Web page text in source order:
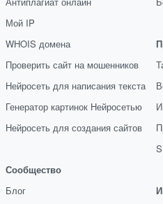
Мой IP
WHOIS домена
Проверить сайт на мошенников
Нейросеть для написания текста
Генератор картинок Нейросетью
Нейросеть для создания сайтов
Сообщество
Блог